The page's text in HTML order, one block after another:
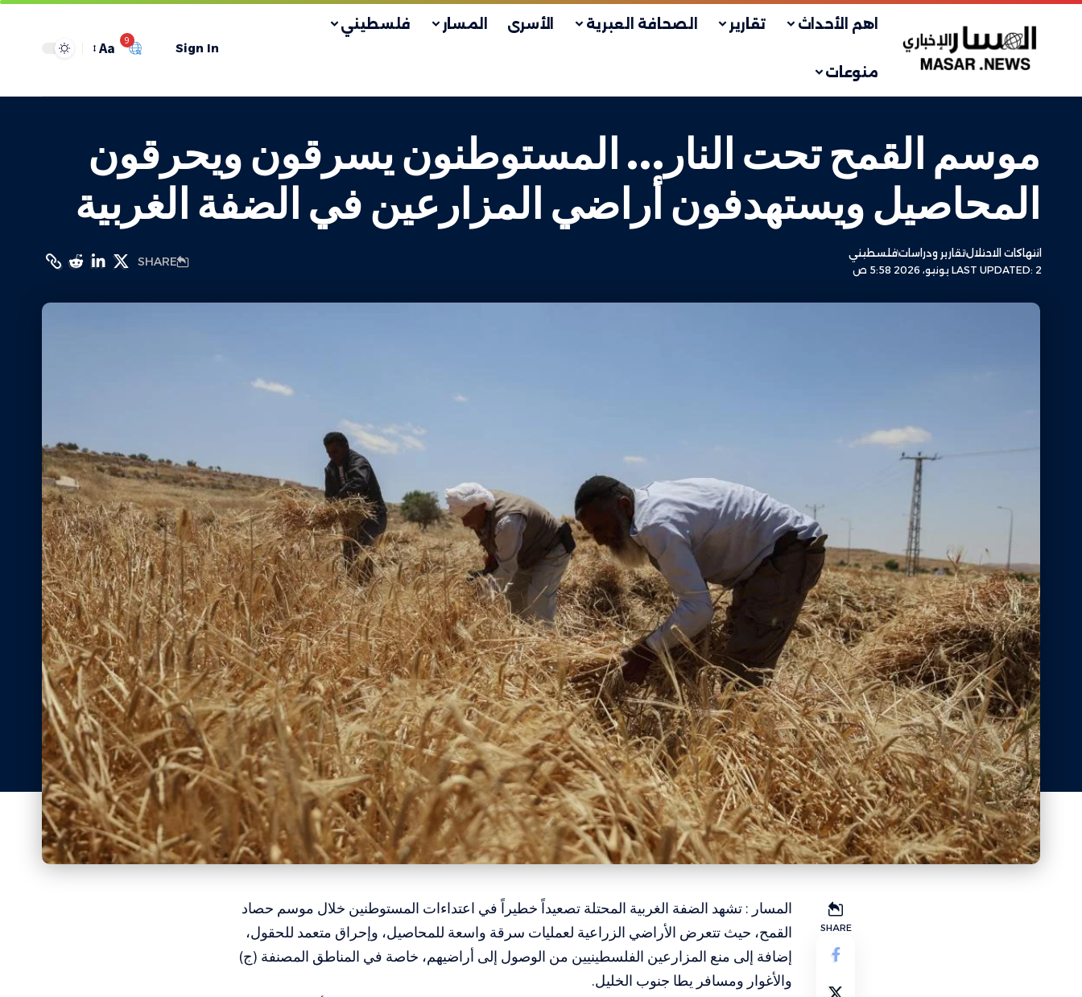
اهم الأحداث تقارير الصحافة العبرية الأسرى المسار فلسطيني
منوعات
Sign In
9
Aa
موسم القمح تحت النار… المستوطنون يسرقون ويحرقون
المحاصيل ويستهدفون أراضي المزارعين في الضفة الغربية
LAST UPDATED: 2 يونيو، 2026 5:58 ص
انتهاكات الاحتلالتقارير ودراساتفلسطيني
SHARE
SHARE
المسار : تشهد الضفة الغربية المحتلة تصعيداً خطيراً في اعتداءات المستوطنين خلال موسم حصاد
القمح، حيث تتعرض الأراضي الزراعية لعمليات سرقة واسعة للمحاصيل، وإحراق متعمد للحقول،
إضافة إلى منع المزارعين الفلسطينيين من الوصول إلى أراضيهم، خاصة في المناطق المصنفة (ج)
والأغوار ومسافر يطا جنوب الخليل.